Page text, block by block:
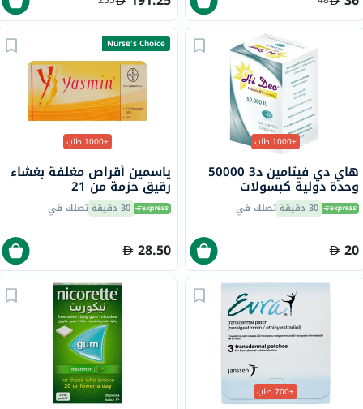
+1000 طلب
هاي دي فيتامين د3 50000
وحدة دولية كبسولات
جيلاتينية ناعمة 8 كبسولات
30 دقيقة تصلك في
20
Nurse's Choice
+1000 طلب
ياسمين أقراص مغلفة بغشاء
رقيق حزمة من 21
30 دقيقة تصلك في
28.50
+700 طلب